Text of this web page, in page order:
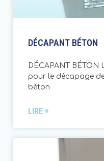
DÉCAPANT BÉTON
DÉCAPANT
pour le décapage
béton
LIRE +